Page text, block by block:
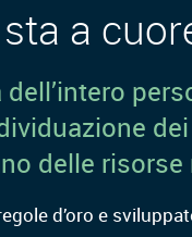
a
delle risorse
d’oro e